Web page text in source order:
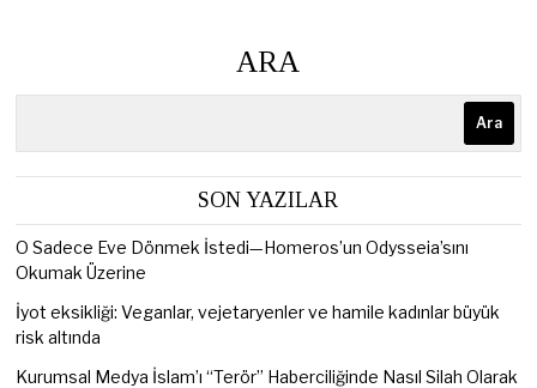
ARA
Ara
SON YAZILAR
O Sadece Eve Dönmek İstedi—Homeros’un Odysseia’sını
Okumak Üzerine
İyot eksikliği: Veganlar, vejetaryenler ve hamile kadınlar büyük
risk altında
Kurumsal Medya İslam’ı “Terör” Haberciliğinde Nasıl Silah Olarak